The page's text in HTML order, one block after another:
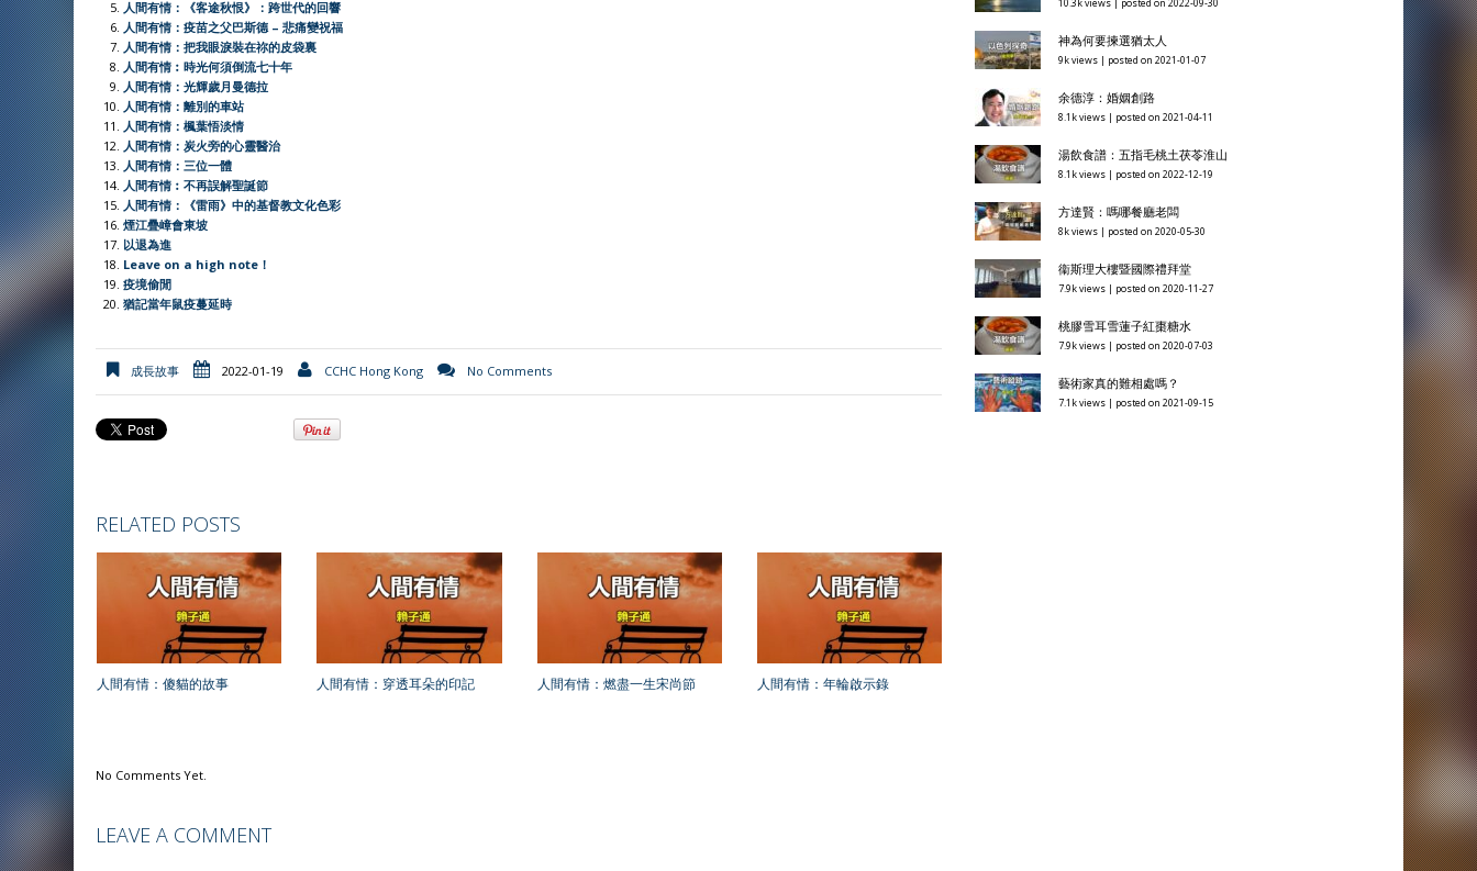
k
p
人間有情：《客途秋恨》：跨世代的回響
人間有情：疫苗之父巴斯德 – 悲痛變祝福
人間有情：把我眼淚裝在祢的皮袋裏
人間有情︰時光何須倒流七十年
人間有情：光輝歲月曼德拉
人間有情：離別的車站
人間有情：楓葉悟淡情
人間有情：炭火旁的心靈醫治
人間有情：三位一體
人間有情︰不再誤解聖誕節
人間有情：《雷雨》中的基督教文化色彩
煙江疊嶂會東坡
以退為進
Leave on a high note！
疫境偷閒
猶記當年鼠疫蔓延時
成長故事 2022-01-19 CCHC Hong Kong No Comments
RELATED POSTS
人間有情：傻貓的故事 人間有情：穿透耳朵的印記 人間有情：燃盡一生宋尚節 人間有情：年輪啟示錄
No Comments Yet.
LEAVE A COMMENT
10.3k views | posted on 2022-09-30
神為何要揀選猶太人
9k views | posted on 2021-01-07
余德淳：婚姻創路
8.1k views | posted on 2021-04-11
湯飲食譜：五指毛桃土茯苓淮山
8.1k views | posted on 2022-12-19
方達賢：嗎哪餐廳老闆
8k views | posted on 2020-05-30
衞斯理大樓暨國際禮拜堂
7.9k views | posted on 2020-11-27
桃膠雪耳雪蓮子紅棗糖水
7.9k views | posted on 2020-07-03
藝術家真的難相處嗎？
7.1k views | posted on 2021-09-15